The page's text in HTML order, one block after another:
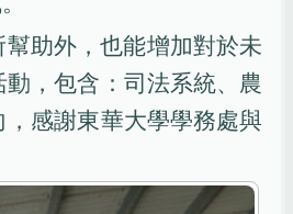
助外，也能增加對於未
，包含：司法系統、農
感謝東華大學學務處與